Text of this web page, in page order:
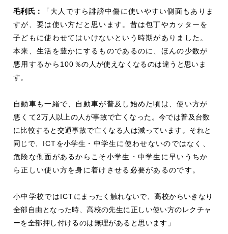
毛利 氏：
「大人ですら誹謗中傷に使いやすい側面もありま
すが、要は使い方だと思います。昔は包丁やカッターを
子どもに使わせてはいけないという時期がありました。
本来、生活を豊かにするものであるのに、ほんの少数が
悪用するから100 ％の人が使えなくなるのは違うと思いま
す。
自動車も一緒で、自動車が普及し始めた頃は、使い方が
悪くて2万人以上の人が事故で亡くなった。今では普及台数
に比較すると交通事故で亡くなる人は減っています。それと
同じで、 ICTを小学生 ・中学生に使わせないのではなく、
危険な側面があるからこそ小学生・中学生に早いうちか
ら正しい使い方を身に着けさせる必要があるのです。
小中学校ではICTにまったく触れないで、高校からいきなり
全部自由となった時、高校の先生に正しい使い方のレクチャ
ーを全部押し付けるのは無理があると思います」